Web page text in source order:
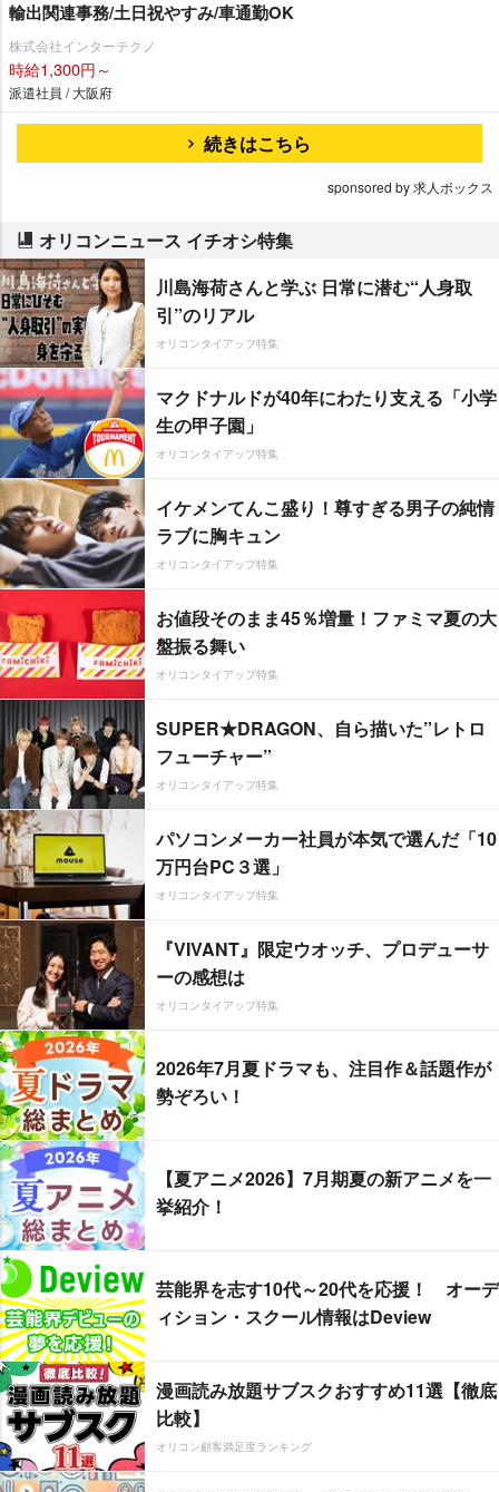
輸出関連事務/土日祝やすみ/車通勤OK
株式会社インターテクノ
時給1,300円～
派遣社員 / 大阪府
続きはこちら
sponsored by 求人ボックス
オリコンニュース イチオシ特集
川島海荷さんと学ぶ 日常に潜む“人身取
引”のリアル
オリコンタイアップ特集
マクドナルドが40年にわたり支える「小学
生の甲子園」
オリコンタイアップ特集
イケメンてんこ盛り！尊すぎる男子の純情
ラブに胸キュン
オリコンタイアップ特集
お値段そのまま45％増量！ファミマ夏の大
盤振る舞い
オリコンタイアップ特集
SUPER★DRAGON、自ら描いた”レトロ
フューチャー”
オリコンタイアップ特集
パソコンメーカー社員が本気で選んだ「10
万円台PC３選」
オリコンタイアップ特集
『VIVANT』限定ウオッチ、プロデューサ
ーの感想は
オリコンタイアップ特集
2026年7月夏ドラマも、注目作＆話題作が
勢ぞろい！
【夏アニメ2026】7月期夏の新アニメを一
挙紹介！
芸能界を志す10代～20代を応援！ オーデ
ィション・スクール情報はDeview
漫画読み放題サブスクおすすめ11選【徹底
比較】
オリコン顧客満足度ランキング